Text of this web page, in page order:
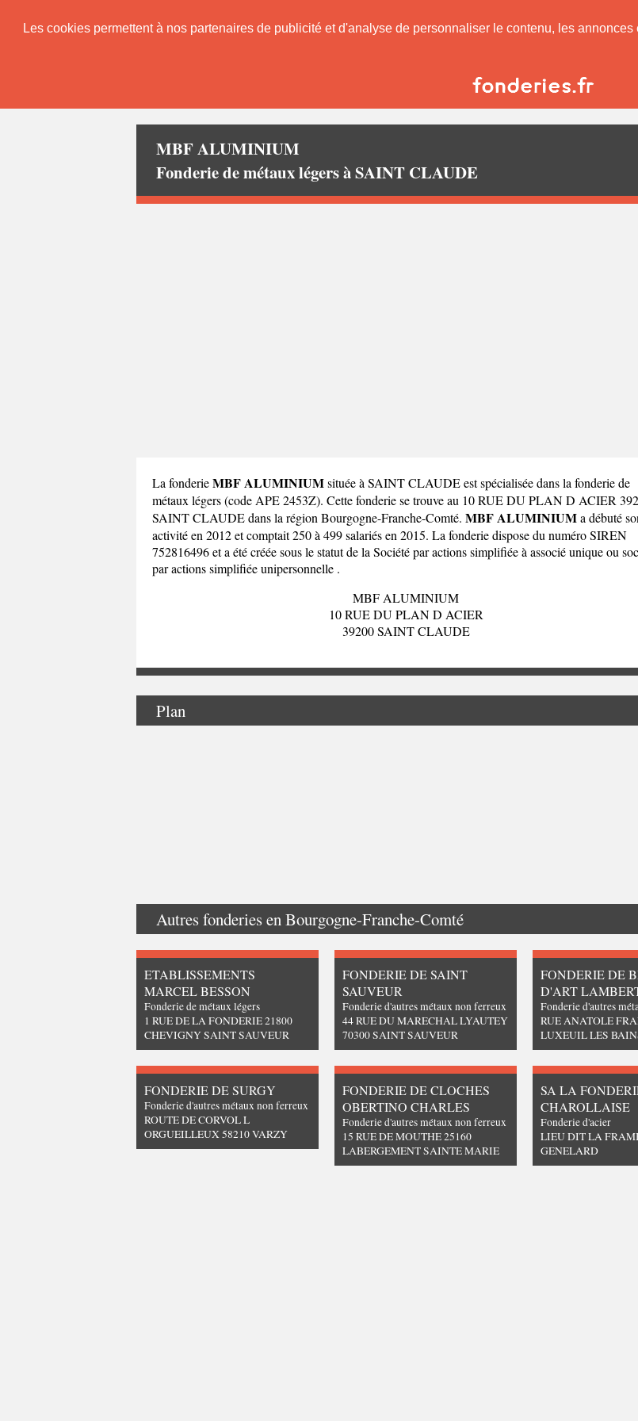
Les cookies permettent à nos partenaires de publicité et d'analyse de personnaliser le contenu, les annonces
MBF ALUMINIUM
Fonderie de métaux légers à SAINT CLAUDE
La fonderieMBF ALUMINIUMsituée à SAINT CLAUDE est spécialisée dans la fonderie de
métaux légers (code APE 2453Z). Cette fonderie se trouve au 10 RUE DU PLAN D ACIER
SAINT CLAUDE dans la région Bourgogne-Franche-Comté. MBF ALUMINIUMa débuté
activité en 2012 et comptait 250 à 499 salariés en 2015. La fonderie dispose du numéro SIREN
752816496 et a été créée sous le statut de la Société par actions simplifiée à associé unique ou
par actions simplifiée unipersonnelle .
MBF ALUMINIUM
10 RUE DU PLAN D ACIER
39200 SAINT CLAUDE
Plan
Autres fonderies en Bourgogne-Franche-Comté
ETABLISSEMENTS
MARCEL BESSON
Fonderie de métaux légers
1 RUE DE LA FONDERIE 21800
CHEVIGNY SAINT SAUVEUR
FONDERIE DE SAINT
SAUVEUR
Fonderie d'autres métaux non ferreux
44 RUE DU MARECHAL LYAUTEY
70300 SAINT SAUVEUR
FONDERIE DE
D'ART
Fonderie d'autres
RUE ANATOLE
LUXEUIL LES
FONDERIE DE SURGY
Fonderie d'autres métaux non ferreux
ROUTE DE CORVOL L
ORGUEILLEUX 58210 VARZY
FONDERIE DE CLOCHES
OBERTINO CHARLES
Fonderie d'autres métaux non ferreux
15 RUE DE MOUTHE 25160
LABERGEMENT SAINTE MARIE
SA LA
CHAROLLAISE
Fonderie d'acier
LIEU DIT LA
GENELARD